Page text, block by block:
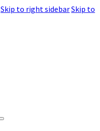
Skip to right sidebarSkip to